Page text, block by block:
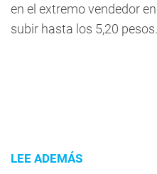
en el extremo vendedor
subir hasta los 5,20 pesos.
LEE ADEMÁS